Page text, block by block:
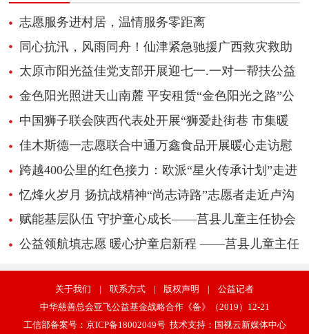
志愿服务进村居，温情服务零距离
同心抗汛，风雨同舟！仙津紧急驰援广西救灾救助
太原市阳光益佳党支部开展迎七一.一对一帮扶公益
慰问活动
金色阳光照进天山南麓 平安租赁“金色阳光之路”公
益项目第十四站走进新疆阿克苏
中国狮子联会陕西代表处开展“狮爱赴街巷 市集暖
人心 ”公益活动
佳木斯德一志愿联合中通万鑫食品开展暖心走访慰
问跨越400公里的红色接力：欧派“星火传承计划”走进
醴陵，党员带头捐款点亮爱心饭卡
忆烽火岁月 扬抗战精神“尚志诗路”志愿者走近卢沟
桥活动隆重举行
赋能基层队伍 守护童心成长——莒县儿童主任协会
开展“护佑成长”实务能力专项培训
公益领航填志愿 暖心护童启新程 ——莒县儿童主任
协会举办第二届困境儿童高考志愿填报
关于我们 | 联系方式 | 版权声明 |
公益记者
中华慈善总会亚飞公益基金战略合作《备》（2019）12-21
工信部备案号： 京ICP备18002049号技术支持： 国视云新媒体中心